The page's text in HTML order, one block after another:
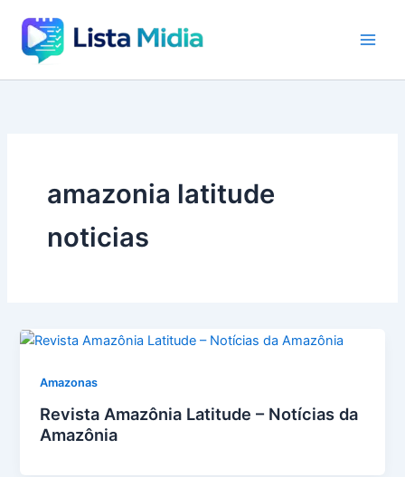
para
amazonia latitude
noticias
Amazonas
Revista Amazônia Latitude – Notícias da
Amazônia